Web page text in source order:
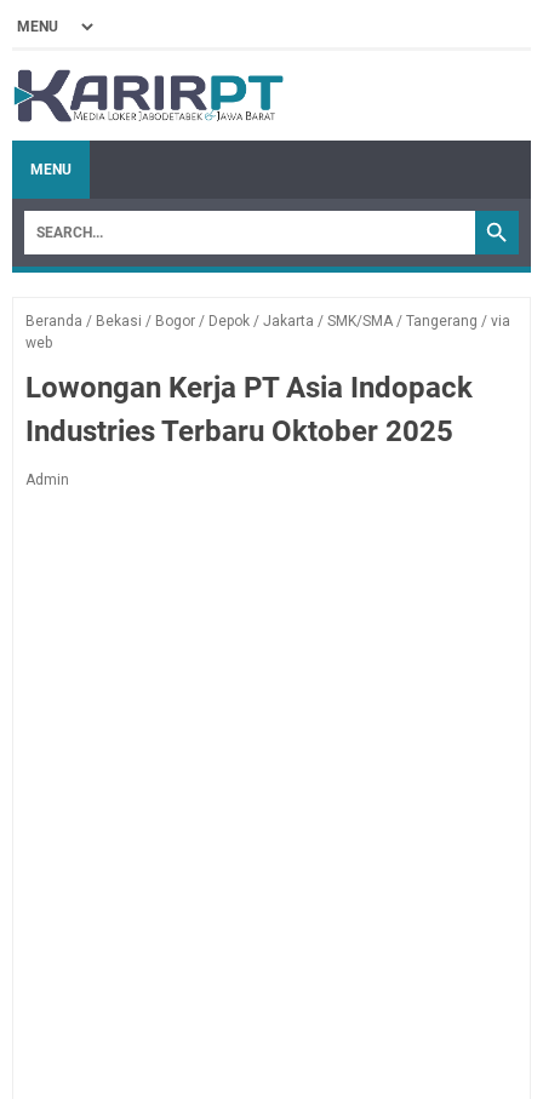
MENU
Beranda / Bekasi / Bogor / Depok / Jakarta / SMK/SMA / Tangerang / via
web
Lowongan Kerja PT Asia Indopack
Industries Terbaru Oktober 2025
Admin